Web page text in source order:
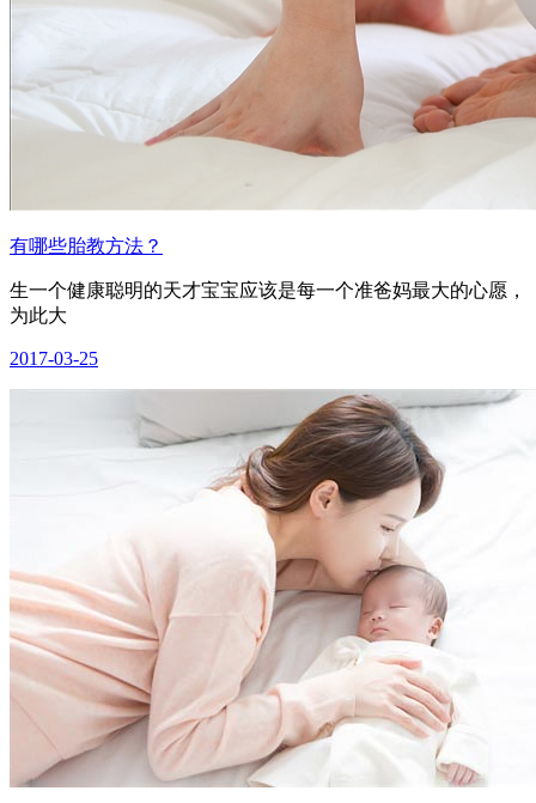
有哪些胎教方法？
生一个健康聪明的天才宝宝应该是每一个准爸妈最大的心愿，
为此大
2017-03-25